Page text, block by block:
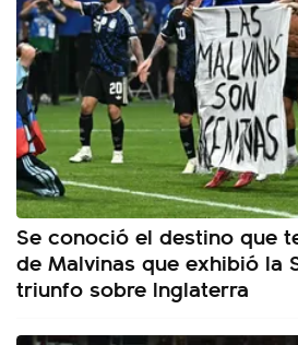
Se conoció el destino que
de Malvinas que exhibió la
triunfo sobre Inglaterra